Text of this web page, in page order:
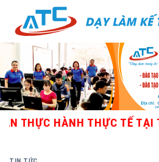
content
HÀNH THỰC TẾ TẠI